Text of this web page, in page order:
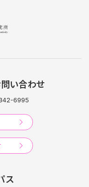
い合わせ
6995
ス